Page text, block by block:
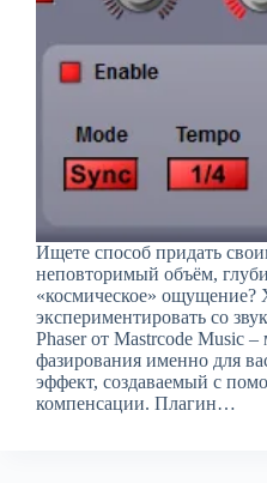
Ищете способ придать
неповторимый объём,
«космическое» ощущение?
экспериментировать со
Phaser от Mastrcode Music
фазирования именно для
эффект, создаваемый с
компенсации. Плагин…